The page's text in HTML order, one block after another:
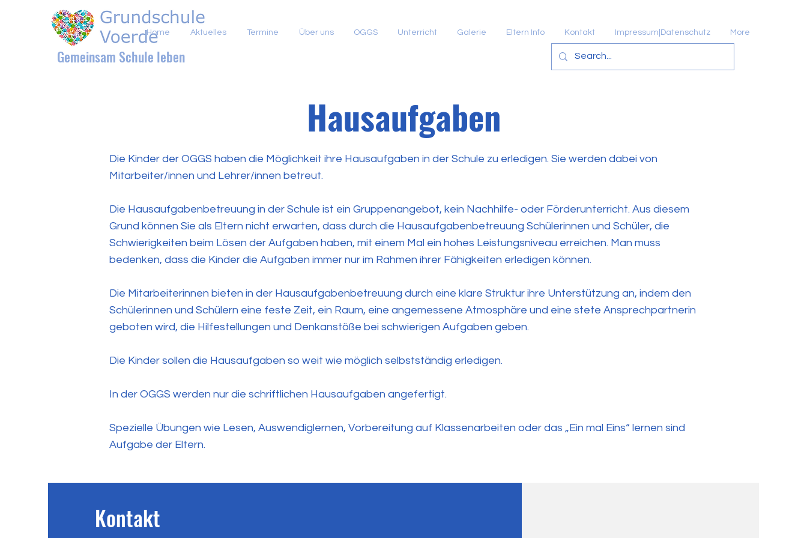
Gemeinsam Schule leben
Home Aktuelles Termine Über uns OGGS Unterricht Galerie Eltern Info Kontakt Impressum|Datenschutz More
Hausaufgaben
Die Kinder der OGGS haben die Möglichkeit ihre Hausaufgaben in der Schule zu erledigen. Sie werden dabei von
Mitarbeiter/innen und Lehrer/innen betreut.
Die Hausaufgabenbetreuung in der Schule ist ein Gruppenangebot, kein Nachhilfe- oder Förderunterricht. Aus diesem
Grund können Sie als Eltern nicht erwarten, dass durch die Hausaufgabenbetreuung Schülerinnen und Schüler, die
Schwierigkeiten beim Lösen der Aufgaben haben, mit einem Mal ein hohes Leistungsniveau erreichen. Man muss
bedenken, dass die Kinder die Aufgaben immer nur im Rahmen ihrer Fähigkeiten erledigen können.
Die Mitarbeiterinnen bieten in der Hausaufgabenbetreuung durch eine klare Struktur ihre Unterstützung an, indem den
Schülerinnen und Schülern eine feste Zeit, ein Raum, eine angemessene Atmosphäre und eine stete Ansprechpartnerin
geboten wird, die Hilfestellungen und Denkanstöße bei schwierigen Aufgaben geben.
Die Kinder sollen die Hausaufgaben so weit wie möglich selbstständig erledigen.
In der OGGS werden nur die schriftlichen Hausaufgaben angefertigt.
Spezielle Übungen wie Lesen, Auswendiglernen, Vorbereitung auf Klassenarbeiten oder das „Ein mal Eins“ lernen sind
Aufgabe der Eltern.
Kontakt